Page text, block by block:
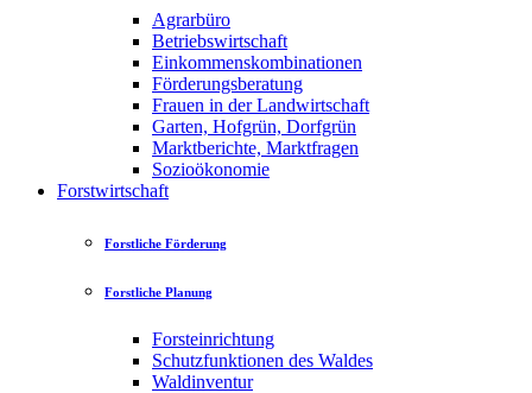
Agrarbüro
Betriebswirtschaft
Einkommenskombinationen
Förderungsberatung
Frauen in der Landwirtschaft
Garten, Hofgrün, Dorfgrün
Marktberichte, Marktfragen
Sozioökonomie
Forstwirtschaft
Forstliche Förderung
Forstliche Planung
Forsteinrichtung
Schutzfunktionen des Waldes
Waldinventur